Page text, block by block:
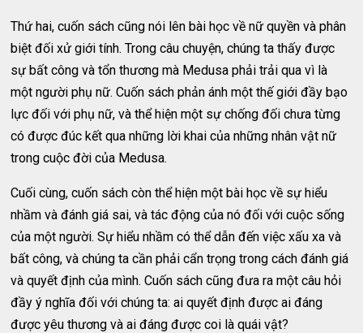
Thứ hai, cuốn sách cũng nói lên bài học về nữ quyền và phân
biệt đối xử giới tính. Trong câu chuyện, chúng ta thấy được
sự bất công và tổn thương mà Medusa phải trải qua vì là
một người phụ nữ. Cuốn sách phản ánh một thế giới đầy bạo
lực đối với phụ nữ, và thể hiện một sự chống đối chưa từng
có được đúc kết qua những lời khai của những nhân vật nữ
trong cuộc đời của Medusa.
Cuối cùng, cuốn sách còn thể hiện một bài học về sự hiểu
nhầm và đánh giá sai, và tác động của nó đối với cuộc sống
của một người. Sự hiểu nhầm có thể dẫn đến việc xấu xa và
bất công, và chúng ta cần phải cẩn trọng trong cách đánh giá
và quyết định của mình. Cuốn sách cũng đưa ra một câu hỏi
đầy ý nghĩa đối với chúng ta: ai quyết định được ai đáng
được yêu thương và ai đáng được coi là quái vật?